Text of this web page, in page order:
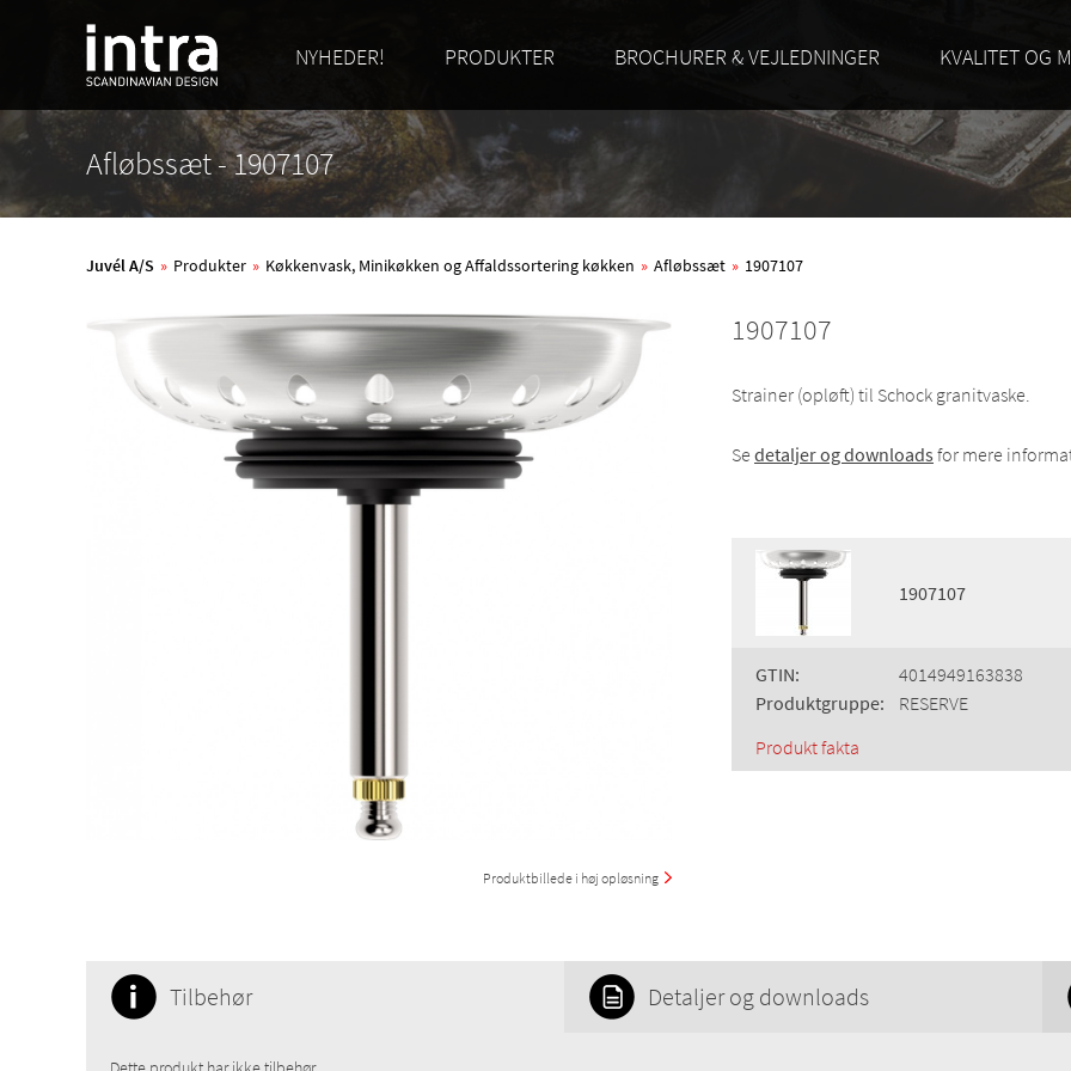
NYHEDER! PRODUKTER BROCHURER & VEJLEDNINGER KVALITET OG
Afløbssæt - 1907107
Juvél A/S » Produkter » Køkkenvask, Minikøkken og Affaldssortering køkken » Afløbssæt » 1907107
Produktbillede i høj opløsning
1907107
Strainer (opløft) til Schock granitvaske.
Se detaljer og downloads for mere
1907107
GTIN:
4014949163838
Produktgruppe:
RESERVE
Produkt fakta
Tilbehør Detaljer og downloads